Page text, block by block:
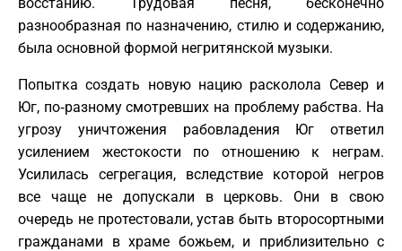
разнообразная по назначению, стилю и содержанию,
была основной формой негритянской музыки.
Попытка создать новую нацию расколола Север и
Юг, по‑разному смотревших на проблему рабства. На
угрозу уничтожения рабовладения Юг ответил
усилением жестокости по отношению к неграм.
Усилилась сегрегация, вследствие которой негров
все чаще не допускали в церковь. Они в свою
очередь не протестовали, устав быть второсортными
гражданами в храме божьем, и приблизительно с